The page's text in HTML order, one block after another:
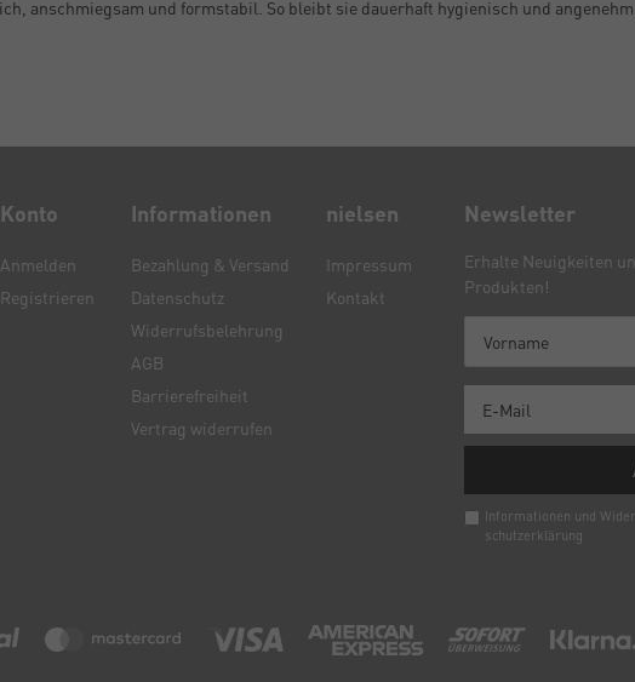
anschmiegsam und formstabil. So bleibt sie dauerhaft hygienisch und angenehm.
Konto
Anmelden
Registrieren
Informationen
Bezahlung & Versand
Datenschutz
Widerrufsbelehrung
AGB
Barrierefreiheit
Vertrag widerrufen
nielsen
Impressum
Kontakt
Newsletter
Erhalte Neuigkeiten
Produkten!
Informationen und
schutz­erklärung